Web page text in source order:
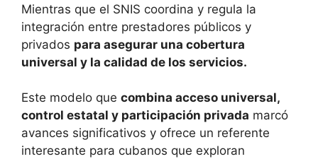
Mientras que el SNIS coordina y regula la
integración entre prestadores públicos y
privados para asegurar una cobertura
universal y la calidad de los servicios.
Este modelo que combina acceso universal,
control estatal y participación privada marcó
avances significativos y ofrece un referente
interesante para cubanos que exploran